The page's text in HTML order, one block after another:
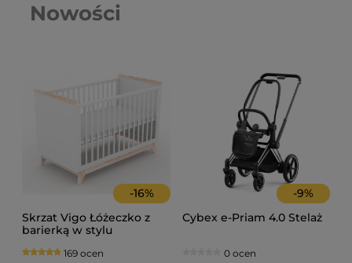
Nowości
-16%
Skrzat Vigo Łóżeczko z
barierką w stylu
kolor biały/naturalny
169 ocen
-9%
Cybex e-Priam 4.0 Stelaż
0 ocen